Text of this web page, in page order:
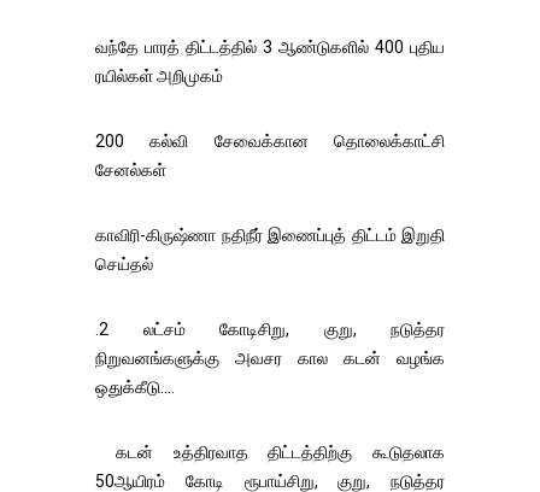
வந்தே பாரத் திட்டத்தில் 3 ஆண்டுகளில் 400 புதிய
ரயில்கள் அறிமுகம்
200 கல்வி சேவைக்கான தொலைக்காட்சி
சேனல்கள்
காவிரி-கிருஷ்ணா நதிநீர் இணைப்புத் திட்டம் இறுதி
செய்தல்
.2 லட்சம் கோடிசிறு, குறு, நடுத்தர
நிறுவனங்களுக்கு அவசர கால கடன் வழங்க
ஒதுக்கீடு....
கடன் உத்திரவாத திட்டத்திற்கு கூடுதலாக
50ஆயிரம் கோடி ரூபாய்சிறு, குறு, நடுத்தர